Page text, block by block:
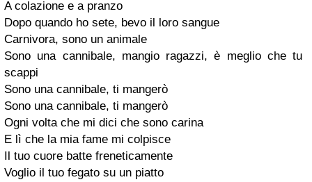
A colazione e a pranzo
Dopo quando ho sete, bevo il loro sangue
Carnivora, sono un animale
Sono una cannibale, mangio ragazzi, è meglio che tu
scappi
Sono una cannibale, ti mangerò
Sono una cannibale, ti mangerò
Ogni volta che mi dici che sono carina
E lì che la mia fame mi colpisce
Il tuo cuore batte freneticamente
Voglio il tuo fegato su un piatto